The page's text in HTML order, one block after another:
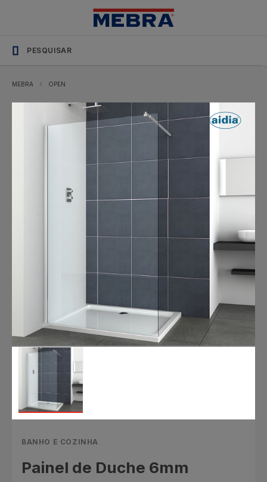
MEBRA OPEN
BANHO E COZINHA
Painel de Duche 6mm